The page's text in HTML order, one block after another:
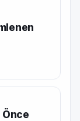
Önce